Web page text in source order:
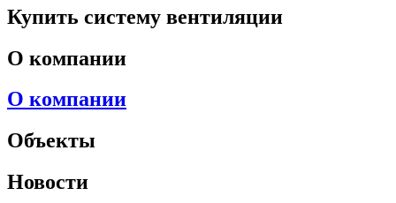
Купить систему вентиляции
О компании
О компании
Объекты
Новости